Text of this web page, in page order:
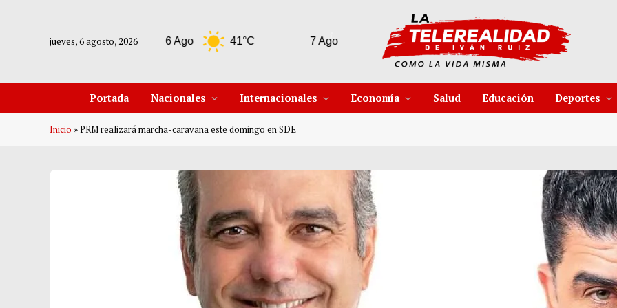
jueves, 6 agosto, 2026
6 Ago 41°C 43°C 8 Ago 43°C 9 Ago
Portada Nacionales Internacionales Economía Salud Educación Deportes
Inicio »PRM realizará marcha-caravana este domingo en SDE